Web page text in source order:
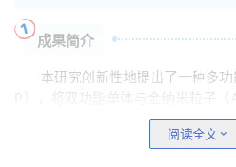
1
成果简介
本研究创新性地提出了一种多
P），将双功能单体与金纳米粒子（
化学传感平台联用，实现了柠檬黄
过纳米复合材料、双功能单体和导
阅读全文